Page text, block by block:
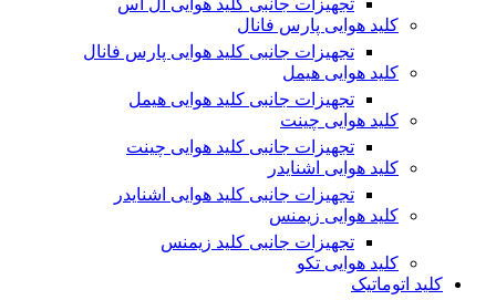
تجهیزات جانبی کلید هوایی ال اس
کلید هوایی پارس فانال
تجهیزات جانبی کلید هوایی پارس فانال
کلید هوایی هیمل
تجهیزات جانبی کلید هوایی هیمل
کلید هوایی چینت
تجهیزات جانبی کلید هوایی چینت
کلید هوایی اشنایدر
تجهیزات جانبی کلید هوایی اشنایدر
کلید هوایی زیمنس
تجهیزات جانبی کلید زیمنس
کلید هوایی تکو
کلید اتوماتیک